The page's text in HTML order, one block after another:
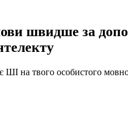
швидше за
ШІ на твого особистого